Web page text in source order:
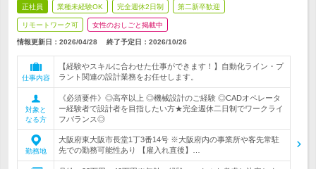
正社員 業種未経験OK 完全週休2日制 第二新卒歓迎
リモートワーク可 女性のおしごと掲載中
情報更新日：2026/04/28 終了予定日： 2026/10/26
仕事内容
【経験やスキルに合わせた仕事ができます！】自動化ライン・プ
ラント関連の設計業務をお任せします。
対象と
なる方
《必須要件》◎高卒以上 ◎機械設計のご経験 ◎CADオペレータ
ー経験者で設計者を目指したい方★完全週休二日制でワークライ
フバランス◎
勤務地
大阪府東大阪市長堂1丁3番14号 ※大阪府内の事業所や客先常駐
先での勤務可能性あり 【雇入れ直後】…